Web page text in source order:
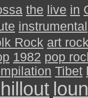
the live in
instrumental
Rock art
1982 pop
Tibet